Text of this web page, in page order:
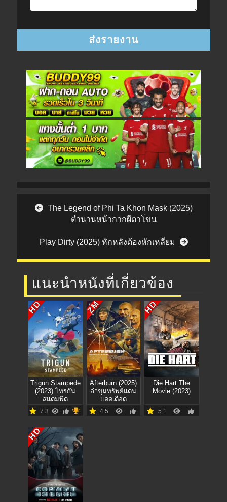
Post navigation
The Legend of Phi Ta Khon Mask (2025)
ตำนานหน้ากากผีตาโขน
Play Dirty (2025) หักหลังต้องหักเหลี่ยม
แนะนำหนังที่เกี่ยวข้อง
HD
Trigun Stampede
(2023) ไทรกัน
สแตมพีด
7.3
ZM
Afterburn (2025)
ล่าขุมทรัพย์แดน
แดดเดือด
4.5
HD
Die Hart The
Movie (2023)
5.1
HD